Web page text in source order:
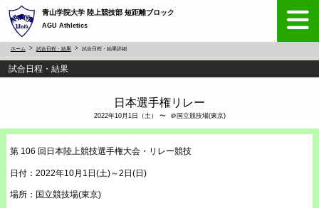
青山学院大学 陸上競技部 短距離ブロック
AGU Athletics
ホーム 試合日程・結果 試合日程・結果詳細
試合日程・結果
日本選手権リレー
2022年10月1日（土） 〜 ＠国立競技場(東京)
第 106 回日本陸上競技選手権大会・リレー競技
日付：2022年10月1日(土)～2日(日)
場所：国立競技場(東京)